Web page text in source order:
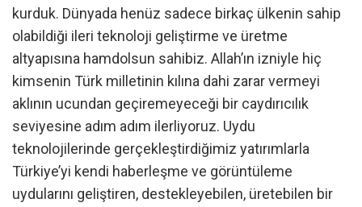
kurduk. Dünyada henüz sadece birkaç ülkenin sahip
olabildiği ileri teknoloji geliştirme ve üretme
altyapısına hamdolsun sahibiz. Allah’ın izniyle hiç
kimsenin Türk milletinin kılına dahi zarar vermeyi
aklının ucundan geçiremeyeceği bir caydırıcılık
seviyesine adım adım ilerliyoruz. Uydu
teknolojilerinde gerçekleştirdiğimiz yatırımlarla
Türkiye’yi kendi haberleşme ve görüntüleme
uydularını geliştiren, destekleyebilen, üretebilen bir